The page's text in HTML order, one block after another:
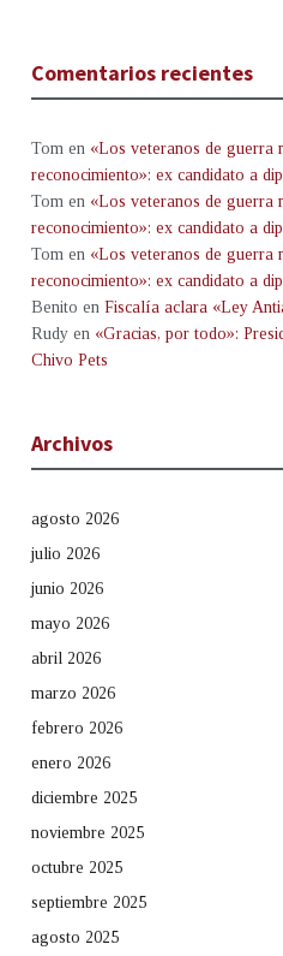
Comentarios recientes
Tom en «Los veteranos de guerra
reconocimiento»: ex candidato a
Tom en «Los veteranos de guerra
reconocimiento»: ex candidato a
Tom en «Los veteranos de guerra
reconocimiento»: ex candidato a
Benito en Fiscalía aclara «Ley
Rudy en «Gracias, por todo»:
Chivo Pets
Archivos
agosto 2026
julio 2026
junio 2026
mayo 2026
abril 2026
marzo 2026
febrero 2026
enero 2026
diciembre 2025
noviembre 2025
octubre 2025
septiembre 2025
agosto 2025